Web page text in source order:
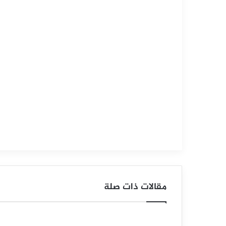
ف
ط
ا
مقالات ذات صلة